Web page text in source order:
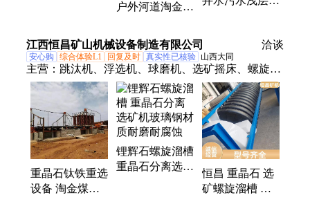
户外河道淘金工
金提取移动 便
携溜槽
江西恒昌矿山机械设备制造有限公司 洽谈
安心购 综合体验L1 回复及时 真实性已核验 山西大同
主营： 跳汰机、浮选机、球磨机、选矿摇床、螺旋溜
槽、金矿选矿机械、选矿离心机、圆筒洗矿机、槽式
洗矿机、淘金设备、磁选机、振动筛、滚筒筛
重晶石钛铁重选
设备 淘金煤泥
锂辉石螺旋溜槽
重晶石分离选矿
恒昌 重晶石 选
矿螺旋溜槽 出